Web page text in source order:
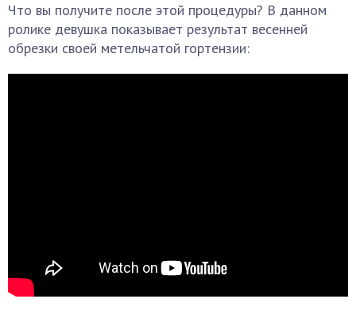
Что вы получите после этой процедуры? В данном
ролике девушка показывает результат весенней
обрезки своей метельчатой гортензии: